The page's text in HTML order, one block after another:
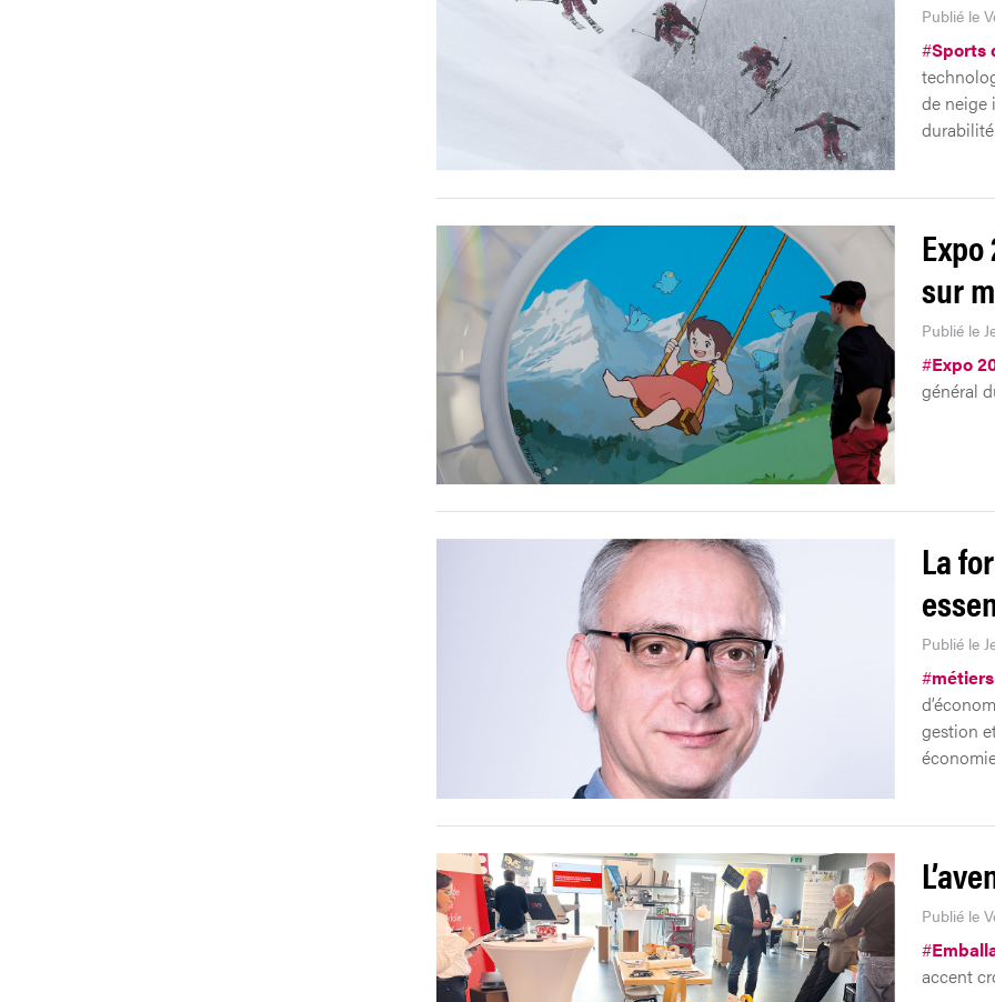
Publié le
#Sports
de neige
durabilité.
sur
Publié le
#Expo
général
La
Publié le
#métiers
gestion
Publié le
#
accent